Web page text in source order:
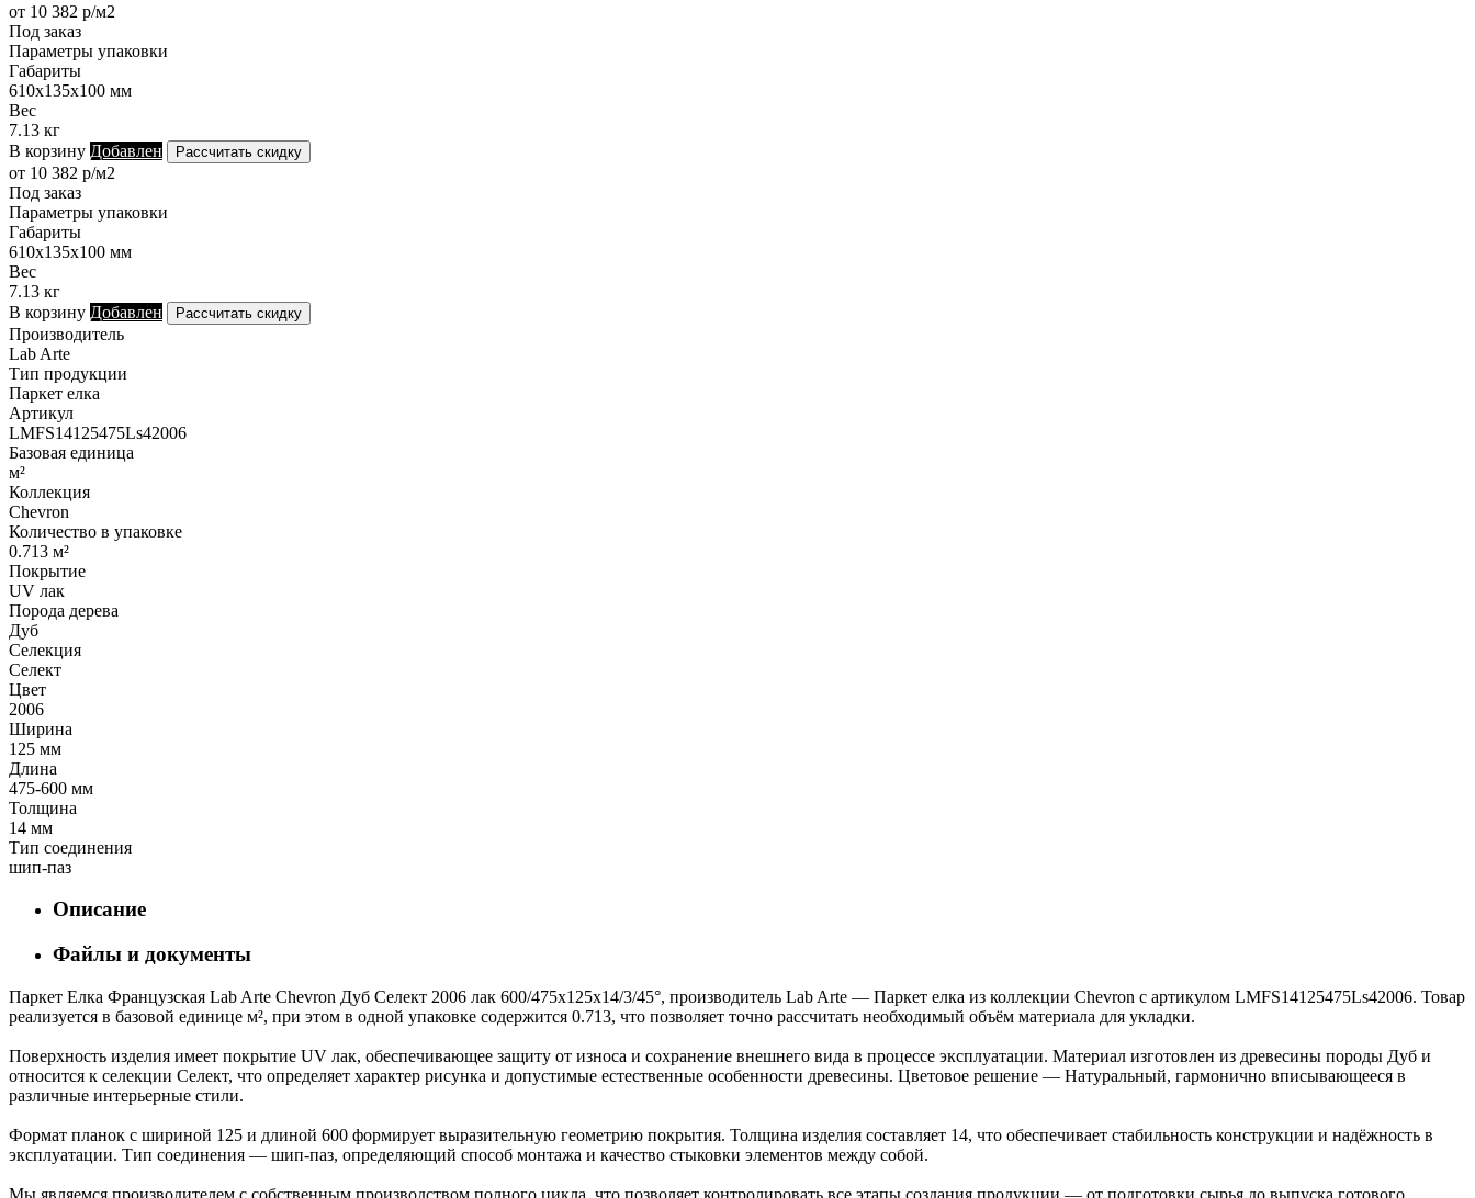
от 10 382 р/м2
Под заказ
Параметры упаковки
Габариты
610х135х100 мм
Вес
7.13 кг
В корзину Добавлен Рассчитать скидку
от 10 382 р/м2
Под заказ
Параметры упаковки
Габариты
610х135х100 мм
Вес
7.13 кг
В корзину Добавлен Рассчитать скидку
Производитель
Lab Arte
Тип продукции
Паркет елка
Артикул
LMFS14125475Ls42006
Базовая единица
м²
Коллекция
Chevron
Количество в упаковке
0.713 м²
Покрытие
UV лак
Порода дерева
Дуб
Селекция
Селект
Цвет
2006
Ширина
125 мм
Длина
475-600 мм
Толщина
14 мм
Тип соединения
шип-паз
Описание
Файлы и документы
Паркет Елка Французская Lab Arte Chevron Дуб Селект 2006 лак 600/475х125х14/3/45°, производитель Lab Arte — Паркет елка из коллекции Chevron с артикулом LMFS14125475Ls42006. Товар
реализуется в базовой единице м², при этом в одной упаковке содержится 0.713, что позволяет точно рассчитать необходимый объём материала для укладки.
Поверхность изделия имеет покрытие UV лак, обеспечивающее защиту от износа и сохранение внешнего вида в процессе эксплуатации. Материал изготовлен из древесины породы Дуб и
относится к селекции Селект, что определяет характер рисунка и допустимые естественные особенности древесины. Цветовое решение — Натуральный, гармонично вписывающееся в
различные интерьерные стили.
Формат планок с шириной 125 и длиной 600 формирует выразительную геометрию покрытия. Толщина изделия составляет 14, что обеспечивает стабильность конструкции и надёжность в
эксплуатации. Тип соединения — шип-паз, определяющий способ монтажа и качество стыковки элементов между собой.
Мы являемся производителем с собственным производством полного цикла, что позволяет контролировать все этапы создания продукции — от подготовки сырья до выпуска готового